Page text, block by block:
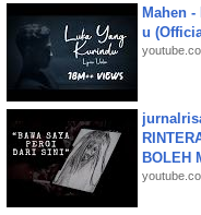
Mahen
u
BOLEH